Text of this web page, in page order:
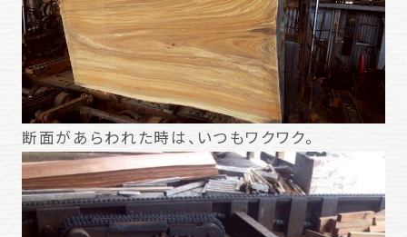
断面があらわれた時は、いつもワクワク。